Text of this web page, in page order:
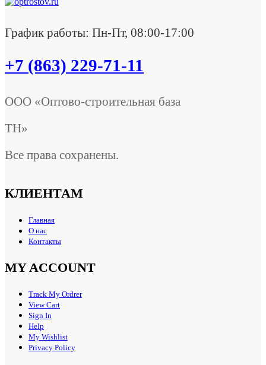
График работы: Пн-Пт, 08:00-17:00
+7 (863) 229-71-11
ООО «Оптово-строительная база
ТН»
Все права сохранены.
КЛИЕНТАМ
Главная
О нас
Контакты
MY ACCOUNT
Track My Ordrer
View Cart
Sign In
Help
My Wishlist
Privacy Policy